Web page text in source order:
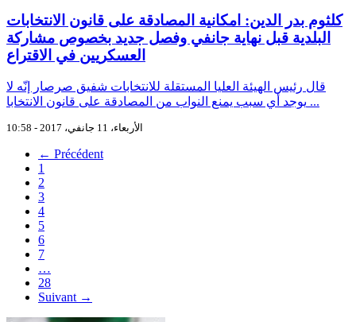
كلثوم بدر الدين: امكانية المصادقة على قانون الانتخابات
البلدية قبل نهاية جانفي وفصل جديد بخصوص مشاركة
العسكريين في الاقتراع
قال رئيس الهيئة العليا المستقلة للانتخابات شفيق صرصار إنّه لا
يوجد أي سبب يمنع النواب من المصادقة على قانون الانتخابا ...
الأربعاء، 11 جانفي، 2017 - 10:58
← Précédent
1
2
3
4
5
6
7
…
28
Suivant →